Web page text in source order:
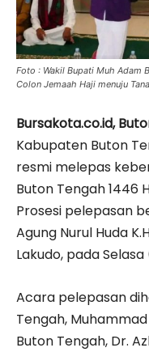
Foto : Wakil Bupati Muh Adam
Colon Jemaah Haji menuju
Bursakota.co.id,
Kabupaten Buton
resmi melepas
Buton Tengah 1446
Prosesi pelepasan
Agung Nurul Huda
Lakudo, pada
Acara pelepasan
Tengah,
Buton Tengah, Dr.